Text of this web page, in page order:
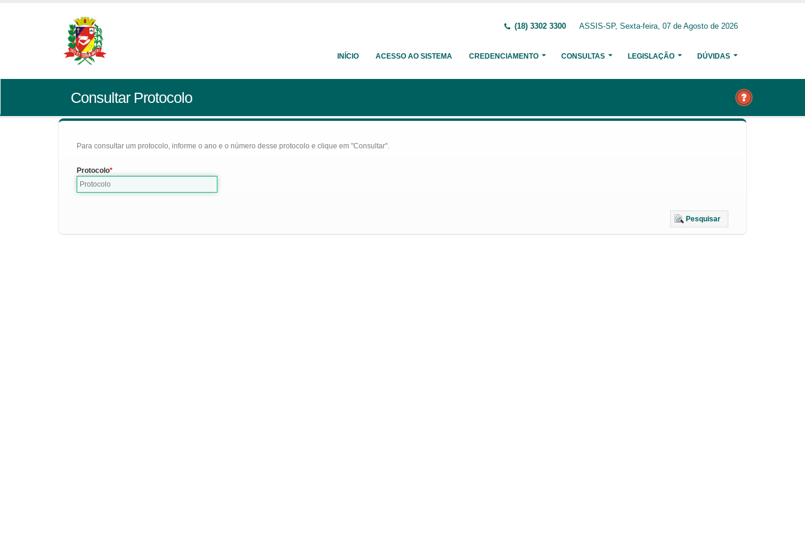
(18) 3302 3300 ASSIS-SP, Sexta-feira, 07 de Agosto de 2026
INÍCIO ACESSO AO SISTEMA CREDENCIAMENTO CONSULTAS LEGISLAÇÃO DÚVIDAS
Consultar Protocolo
Para consultar um protocolo, informe o ano e o número desse protocolo e clique em "Consultar".
Protocolo
Pesquisar